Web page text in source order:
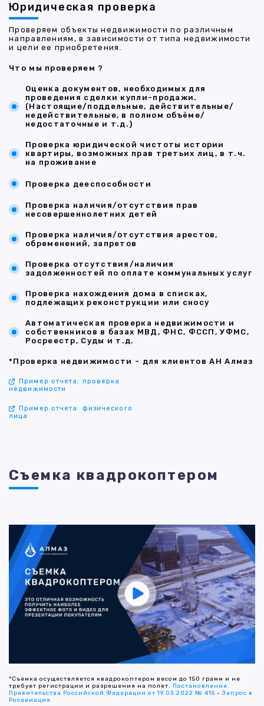
Юридическая проверка
Проверяем объекты недвижимости по различным
направлениям, в зависимости от типа недвижимости
и цели ее приобретения.
Что мы проверяем ?
Оценка документов, необходимых для
проведения сделки купли-продажи.
(Настоящие/поддельные, действительные/
недействительные, в полном объёме/
недостаточные и т.д.)
Проверка юридической чистоты истории
квартиры, возможных прав третьих лиц, в т.ч.
на проживание
Проверка дееспособности
Проверка наличия/отсутствия прав
несовершеннолетних детей
Проверка наличия/отсутствия арестов,
обременений, запретов
Проверка отсутствия/наличия
задолженностей по оплате коммунальных услуг
Проверка нахождения дома в списках,
подлежащих реконструкции или сносу
Автоматическая проверка недвижимости и
собственников в базах МВД, ФНС, ФССП, УФМС,
Росреестр, Суды и т.д.
*Проверка недвижимости - для клиентов АН Алмаз
Пример отчета: проверка
недвижимости
Пример отчета: физического
лица
Съемка квадрокоптером
*Съемка осуществляется квадрокоптером весом до 150 грамм и не
требует регистрации и разрешения на полет. Постановление
Правительства Российской Федерации от 19.03.2022 № 415 -Запрос в
Росавиация